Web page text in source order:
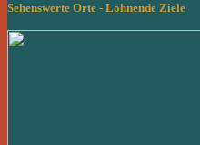
Sehenswerte Orte - Lohnende Ziele